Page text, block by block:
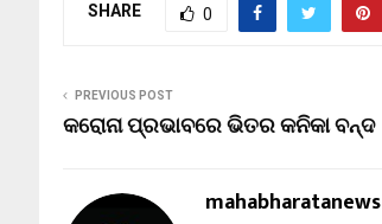
SHARE 0
PREVIOUS POST
କରୋନା ପ୍ରଭାବରେ ଭିତର କନିକା ବନ୍ଦ
mahabharatanews